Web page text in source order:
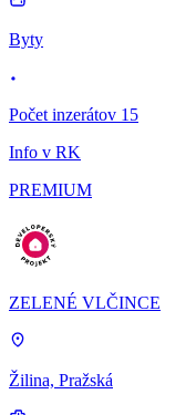
Byty
Počet inzerátov 15
Info v RK
PREMIUM
ZELENÉ VLČINCE
Žilina, Pražská